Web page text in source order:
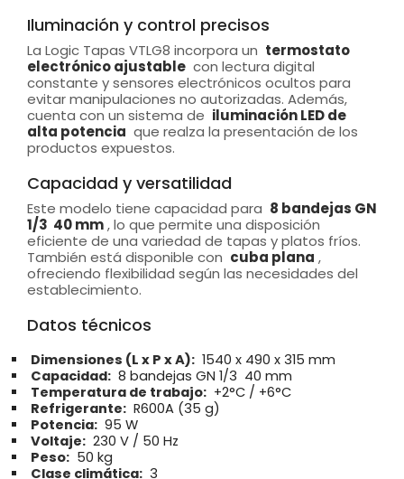
Iluminación y control precisos
La Logic Tapas VTLG8 incorpora un termostato
electrónico ajustable con lectura digital
constante y sensores electrónicos ocultos para
evitar manipulaciones no autorizadas. Además,
cuenta con un sistema de iluminación LED de
alta potencia que realza la presentación de los
productos expuestos.
Capacidad y versatilidad
Este modelo tiene capacidad para 8 bandejas GN
1/3  40 mm, lo que permite una disposición
eficiente de una variedad de tapas y platos fríos.
También está disponible con cuba plana ,
ofreciendo flexibilidad según las necesidades del
establecimiento.
Datos técnicos
Dimensiones (L x P x A): 1540 x 490 x 315 mm
Capacidad: 8 bandejas GN 1/3  40 mm
Temperatura de trabajo: +2°C / +6°C
Refrigerante: R600A (35 g)
Potencia: 95 W
Voltaje: 230 V / 50 Hz
Peso: 50 kg
Clase climática: 3